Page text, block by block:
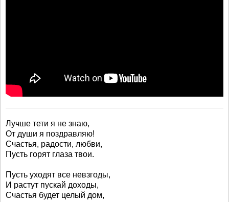
Лучше тети я не знаю,
От души я поздравляю!
Счастья, радости, любви,
Пусть горят глаза твои.
Пусть уходят все невзгоды,
И растут пускай доходы,
Счастья будет целый дом,